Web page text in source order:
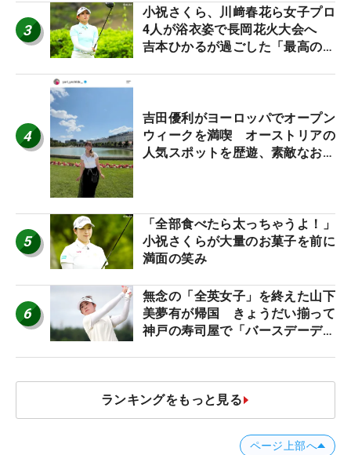
3
小祝さくら、川﨑春花ら女子プロ
4人が浴衣姿で長岡花火大会へ
吉本ひかるが過ごした「最高の夏
4
吉田優利がヨーロッパでオープン
ウィークを満喫 オーストリアの
人気スポットを歴遊、素敵なお土
5
「全部食べたら太っちゃうよ！」
小祝さくらが大量のお菓子を前に
満面の笑み
6
無念の「全英女子」を終えた山下
美夢有が帰国 きょうだい揃って
神戸の寿司屋で「バースデーディ
ランキングをもっと見る
ページ上部へ